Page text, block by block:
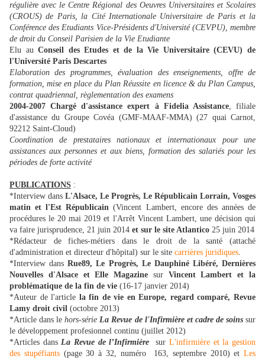
régulière avec le Centre Régional des Oeuvres Universitaires et Scolaires
(CROUS) de Paris, la Cité Internationale Universitaire de Paris et la
Conférence des Etudiants Vice-Présidents d'Université (CEVPU), membre
de droit du Conseil Parisien de la Vie Etudiante
Elu auConseil des Etudes et de la Vie Universitaire (CEVU)
de
l'Université Paris Descartes
Elaboration des programmes, évaluation des enseignements, offre de
formation, mise en place du Plan Réussite en licence & du Plan Campus,
contrat quadriennal, règlementation des examens
2004-2007 Chargé d'assistance expert à Fidelia Assistance, filiale
d'assistance du Groupe Covéa (GMF-MAAF-MMA) (27 quai Carnot,
92212 Saint-Cloud)
Coordination de prestataires nationaux et internationaux pour une
assistances aux personnes et aux biens, formation des salariés pour les
périodes de forte activité
PUBLICATIONS :
*Interview dans L'Alsace, Le Progrès, Le Républicain Lorrain, Vosges
matin et l'Est Républicain (Vincent Lambert, encore des années de
procédures le 20 mai 2019 et l'Arrêt Vincent Lambert, une décision qui
va faire jurisprudence, 21 juin 2014 et sur le site Atlantico 25 juin 2014
*Rédacteur de fiches-métiers dans le droit de la santé (attaché
d'administration et directeur d'hôpital) sur le site carrières juridiques.
*Interview dansRue89, Le Progrès, Le Dauphiné Libéré, Dernières
Nouvelles d'Alsace et Elle Magazine sur Vincent Lambert et la
problématique de la fin de vie (16-17 janvier 2014)
*Auteur de l'article la fin de vie en Europe, regard comparé, Revue
Lamy droit civil (octobre 2013)
*Article dans lehors-sérieLa Revue de l'Infirmière et cadre de soinssur
le développement profesionnel continu (juillet 2012)
*Articles dansLa Revue de l’Infirmière surL'infirmière et la gestion
des stupéfiants(page 30 à 32, numéro 163, septembre 2010) et Les